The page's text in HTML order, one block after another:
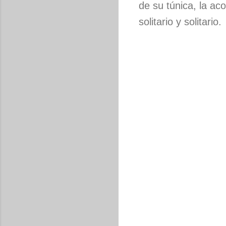
de su túnica, la
solitario y solitario.